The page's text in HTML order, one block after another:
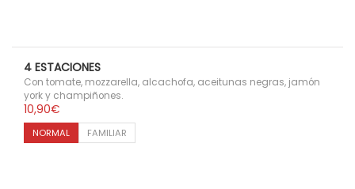
4 ESTACIONES
Con tomate, mozzarella, alcachofa, aceitunas negras, jamón
york y champiñones.
10,90€
NORMAL FAMILIAR